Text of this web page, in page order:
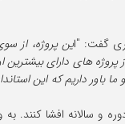
ین پروژه، از
از برنامه کار اقدام مشورتخواهی سال 2021، به عنوان
داریم که این
و سالانه افشا کنند. به